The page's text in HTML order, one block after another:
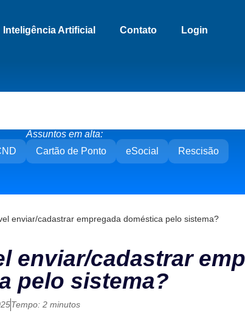
Inteligência Artificial Contato Login
Assuntos em alta:
Cartão de Ponto eSocial Rescisão
enviar/cadastrar empregada doméstica pelo sistema?
enviar/cadastrar
pelo sistema?
Tempo: 2 minutos